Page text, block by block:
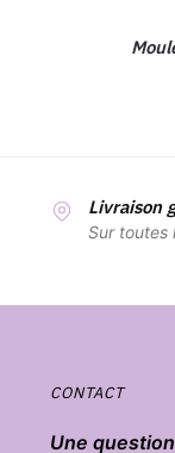
Livraison
Sur toutes
CONTACT
Une